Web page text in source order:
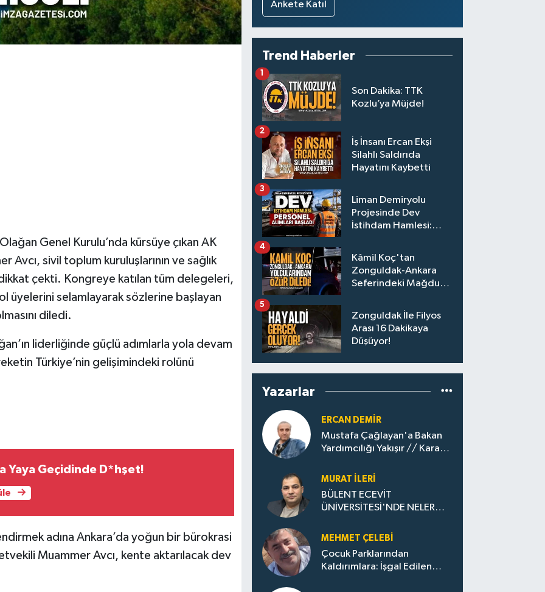
Genel Kurulu’nda kürsüye çıkan AK
sivil toplum kuruluşlarının ve sağlık
dikkat çekti. Kongreye katılan tüm delegeleri,
üyelerini selamlayarak sözlerine başlayan
diledi.
liderliğinde güçlü adımlarla yola devam
Türkiye’nin gelişimindeki rolünü
Yaya Geçidinde D*hşet!
adına Ankara’da yoğun bir bürokrasi
Muammer Avcı, kente aktarılacak dev
Ankete Katıl
Trend Haberler
Son Dakika: TTK
Kozlu’ya Müjde!
1
İş İnsanı Ercan Ekşi
Silahlı Saldırıda
Hayatını Kaybetti
2
Liman Demiryolu
Projesinde Dev
İstihdam Hamlesi:
3
Kâmil Koç'tan
Zonguldak-Ankara
Seferindeki Mağdur
4
Zonguldak İle Filyos
Arası 16 Dakikaya
Düşüyor!
5
Yazarlar
ERCAN DEMIR
Mustafa Çağlayan'a Bakan
Yardımcılığı Yakışır // ​Kara
Zonguldak'ın Dönüşümü..
MURAT İLERI
BÜLENT ECEVİT
ÜNİVERSİTESİ'NDE NELER
MEHMET ÇELEBI
Çocuk Parklarından
Kaldırımlara: İşgal Edilen